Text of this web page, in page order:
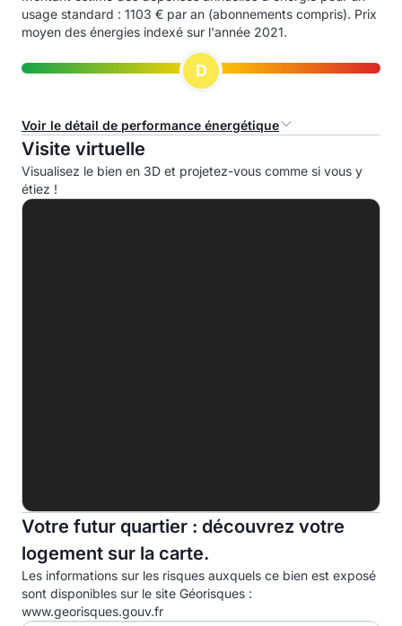
usage standard : 1103 € par an (abonnements compris). Prix
moyen des énergies indexé sur l'année 2021.
D
Voir le détail de performance énergétique
Consommation d'énergie primaire (CEP)
A
C
D
E
F
Visite virtuelle
Visualisez le bien en 3D et projetez-vous comme si vous y
étiez !
Votre futur quartier : découvrez votre
logement sur la carte.
Les informations sur les risques auxquels ce bien est exposé
sont disponibles sur le site Géorisques :
www.georisques.gouv.fr